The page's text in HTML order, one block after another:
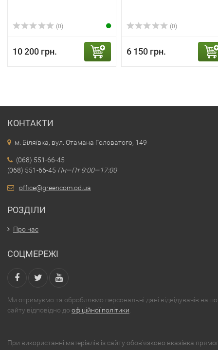
(0)
10 200 грн.
(0)
6 150 грн.
КОНТАКТИ
м. Біляївка, вул. Отамана Головатого, 149
(068) 551-66-45
(068) 551-66-45 Пн—Пт 9:00—17:00
office@greencom.od.ua
РОЗДІЛИ
Про нас
СОЦМЕРЕЖІ
Ми отримуємо та обробляємо персональні дані відвідувачів
сайту відповідно до офіційної політики
При використанні матеріалів із сайту обов'язково вказівка